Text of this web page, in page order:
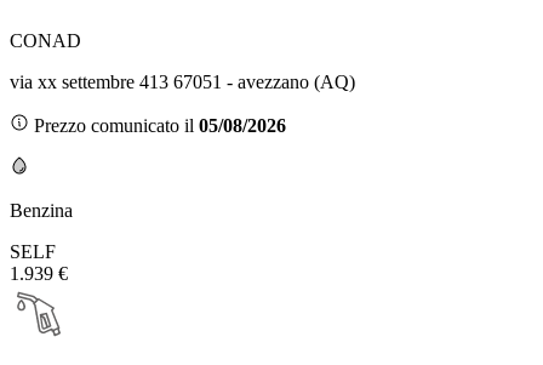
CONAD
via xx settembre 413 67051 - avezzano (AQ)
Prezzo comunicato il 05/08/2026
Benzina
SELF
1.939 €